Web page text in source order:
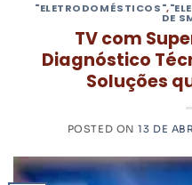
"ELETRODOMÉSTICOS",
DE
TV com
Diagnóstico
Soluções
POSTED ON13 DE